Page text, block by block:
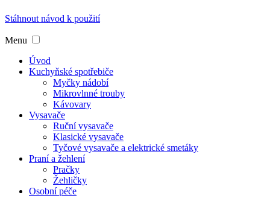
Stáhnout návod k použití
Menu
Úvod
Kuchyňské spotřebiče
Myčky nádobí
Mikrovlnné trouby
Kávovary
Vysavače
Ruční vysavače
Klasické vysavače
Tyčové vysavače a elektrické smetáky
Praní a žehlení
Pračky
Žehličky
Osobní péče